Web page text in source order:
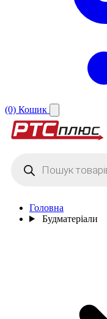
(0) Кошик
search
Головна
Будматеріали